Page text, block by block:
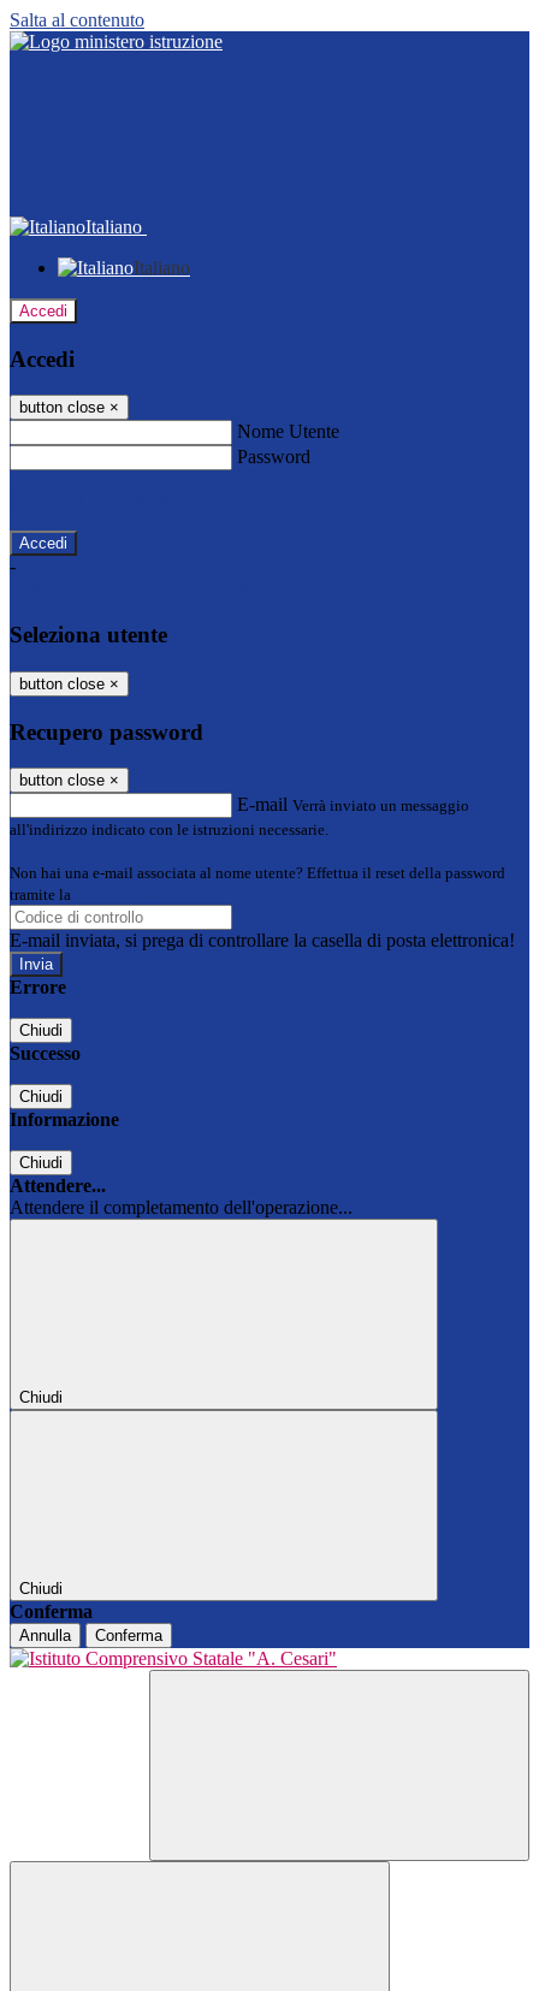
Salta al contenuto
Italiano
Italiano
Accedi
Accedi
button close ×
Nome Utente
Password
-
Seleziona utente
button close ×
Recupero password
button close ×
E-mail Verrà inviato un messaggio
all'indirizzo indicato con le istruzioni necessarie.
Non hai una e-mail associata al nome utente? Effettua il reset della password
tramite la
E-mail inviata, si prega di controllare la casella di posta elettronica!
Errore
Chiudi
Successo
Chiudi
Informazione
Chiudi
Attendere...
Attendere il completamento dell'operazione...
Chiudi
Chiudi
Conferma
Annulla Conferma